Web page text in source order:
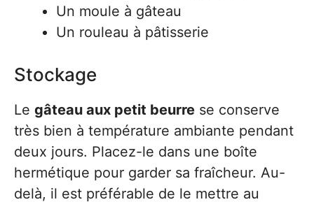
Un moule à gâteau
Un rouleau à pâtisserie
Stockage
Le gâteau aux petit beurre se conserve
très bien à température ambiante pendant
deux jours. Placez-le dans une boîte
hermétique pour garder sa fraîcheur. Au-
delà, il est préférable de le mettre au